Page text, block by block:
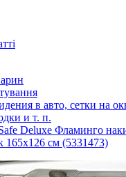
в авто, сетки на
и т. п.
Deluxe Фламинго
165х126 см (5331473)